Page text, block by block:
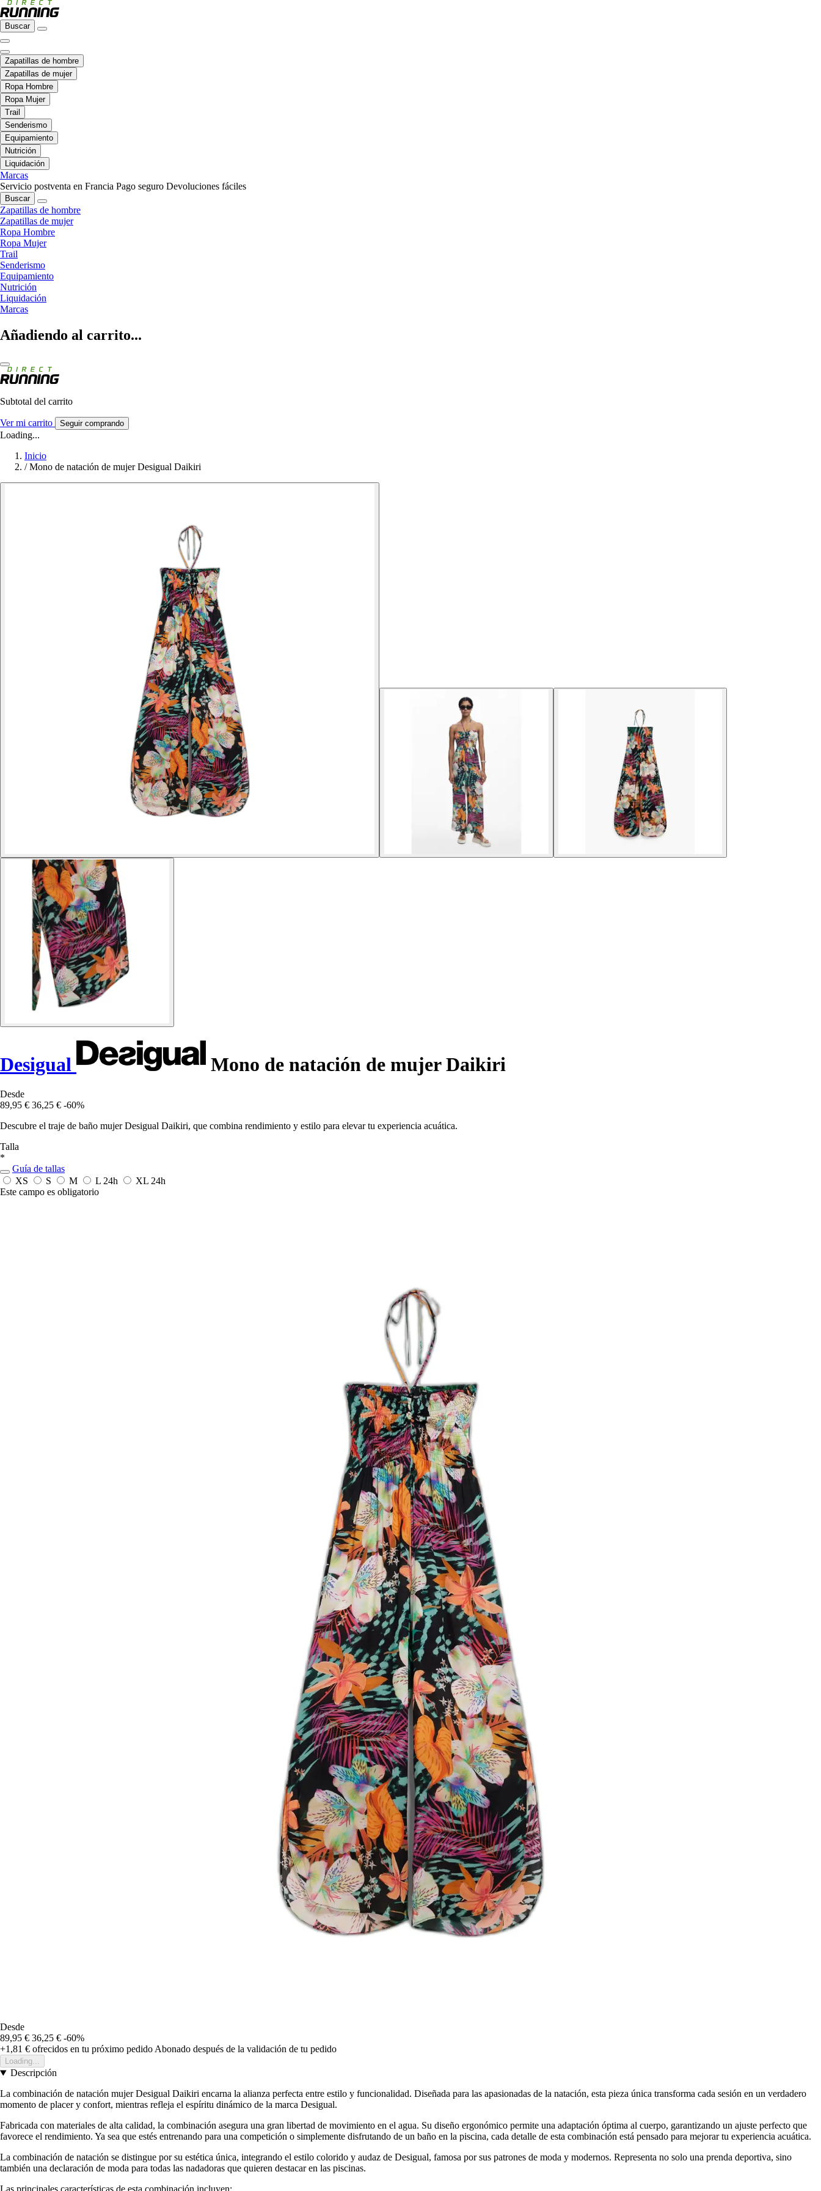
Buscar
Zapatillas de hombre
Zapatillas de mujer
Ropa Hombre
Ropa Mujer
Trail
Senderismo
Equipamiento
Nutrición
Liquidación
Marcas
Servicio postventa en Francia Pago seguro Devoluciones fáciles
Buscar
Zapatillas de hombre
Zapatillas de mujer
Ropa Hombre
Ropa Mujer
Trail
Senderismo
Equipamiento
Nutrición
Liquidación
Marcas
Añadiendo al carrito...
Subtotal del carrito
Ver mi carrito Seguir comprando
Loading...
Inicio
/ Mono de natación de mujer Desigual Daikiri
Desigual Mono de natación de mujer Daikiri
Desde
89,95 € 36,25 € -60%
Descubre el traje de baño mujer Desigual Daikiri, que combina rendimiento y estilo para elevar tu experiencia acuática.
Talla
*
Guía de tallas
XS
S M L 24h XL 24h
Este campo es obligatorio
Desde
89,95 € 36,25 € -60%
+1,81 € ofrecidos en tu próximo pedido Abonado después de la validación de tu pedido
Loading...
Descripción
La combinación de natación mujer Desigual Daikiri encarna la alianza perfecta entre estilo y funcionalidad. Diseñada para las apasionadas de la natación, esta pieza única transforma cada sesión en un verdadero
momento de placer y confort, mientras refleja el espíritu dinámico de la marca Desigual.
Fabricada con materiales de alta calidad, la combinación asegura una gran libertad de movimiento en el agua. Su diseño ergonómico permite una adaptación óptima al cuerpo, garantizando un ajuste perfecto que
favorece el rendimiento. Ya sea que estés entrenando para una competición o simplemente disfrutando de un baño en la piscina, cada detalle de esta combinación está pensado para mejorar tu experiencia acuática.
La combinación de natación se distingue por su estética única, integrando el estilo colorido y audaz de Desigual, famosa por sus patrones de moda y modernos. Representa no solo una prenda deportiva, sino
también una declaración de moda para todas las nadadoras que quieren destacar en las piscinas.